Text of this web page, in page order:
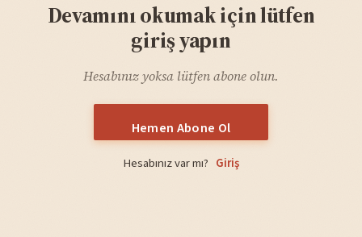
Devamını okumak için lütfen
giriş yapın
Hesabınız yoksa lütfen abone olun.
Hemen Abone Ol
Hesabınız var mı? Giriş